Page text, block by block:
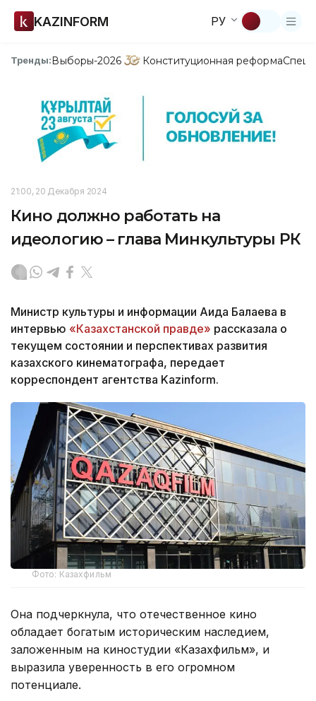
KAZINFORM РУ
Тренды:Выборы-2026 Конституционная реформа
21:00, 20 Декабря 2024
Кино должно работать на
идеологию – глава Минкультуры РК
Министр культуры и информации Аида Балаева в
интервью «Казахстанской правде» рассказала о
текущем состоянии и перспективах развития
казахского кинематографа, передает
корреспондент агентства Kazinform.
Фото: Казахфильм
Она подчеркнула, что отечественное кино
обладает богатым историческим наследием,
заложенным на киностудии «Казахфильм», и
выразила уверенность в его огромном
потенциале.